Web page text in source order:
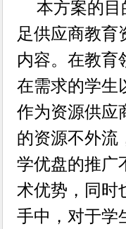
本方案的
足供应商教育
内容。在教育
在需求的学生
作为资源供应
的资源不外流
学优盘的推广
术优势，同时
手中，对于学